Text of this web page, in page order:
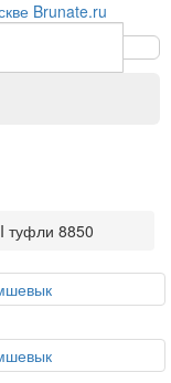
туфли 8850